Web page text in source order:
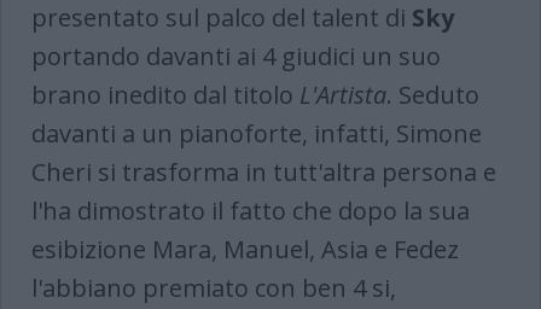
presentato sul palco del talent di Sky
portando davanti ai 4 giudici un suo
brano inedito dal titolo L'Artista. Seduto
davanti a un pianoforte, infatti, Simone
Cheri si trasforma in tutt'altra persona e
l'ha dimostrato il fatto che dopo la sua
esibizione Mara, Manuel, Asia e Fedez
l'abbiano premiato con ben 4 si,